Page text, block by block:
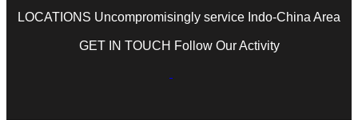
LOCATIONS Uncompromisingly service Indo-China Area
GET IN TOUCH Follow Our Activity